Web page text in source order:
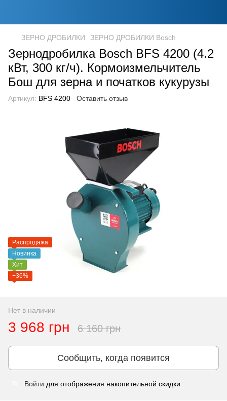
ЗЕРНО ДРОБИЛКИ ЗЕРНО ДРОБИЛКИ Bosch
Зернодробилка Bosch BFS 4200 (4.2
кВт, 300 кг/ч). Кормоизмельчитель
Бош для зерна и початков кукурузы
Артикул: BFS 4200 Оставить отзыв
Распродажа
Новинка
Хит
−36%
Нет в наличии
3 968 грн 6 160 грн
Сообщить, когда появится
Войти для отображения накопительной скидки